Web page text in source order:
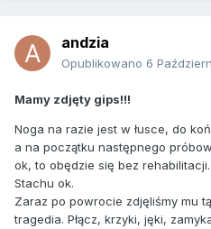
andzia
Opublikowano 6
Mamy zdjęty gips!!!
Noga na razie jest w łusce, do
a na początku następnego
ok, to obędzie się bez rehabilitacji.
Stachu ok.
Zaraz po powrocie zdjęliśmy mu
tragedia. Płącz, krzyki, jęki,